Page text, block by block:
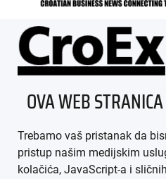
ÜBER
OVA WEB
Trebamo vaš pristanak da
pristup našim medijskim
kolačića, JavaScript-a i